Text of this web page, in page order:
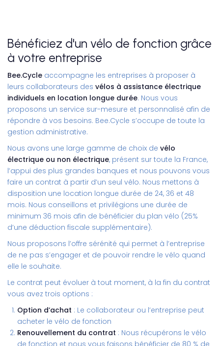
Bénéficiez d'un vélo de fonction grâce
à votre entreprise
Bee.Cycle accompagne les entreprises à proposer à
leurs collaborateurs des vélos à assistance électrique
individuels en location longue durée. Nous vous
proposons un service sur-mesure et personnalisé afin de
répondre à vos besoins. Bee.Cycle s’occupe de toute la
gestion administrative.
Nous avons une large gamme de choix de vélo
électrique ou non électrique, présent sur toute la France,
l’appui des plus grandes banques et nous pouvons vous
faire un contrat à partir d’un seul vélo. Nous mettons à
disposition une location longue durée de 24, 36 et 48
mois. Nous conseillons et privilégions une durée de
minimum 36 mois afin de bénéficier du plan vélo (25%
d’une déduction fiscale supplémentaire).
Nous proposons l’offre sérénité qui permet à l’entreprise
de ne pas s’engager et de pouvoir rendre le vélo quand
elle le souhaite.
Le contrat peut évoluer à tout moment, à la fin du contrat
vous avez trois options :
Option d’achat : Le collaborateur ou l’entreprise peut
acheter le vélo de fonction
Renouvellement du contrat : Nous récupérons le vélo